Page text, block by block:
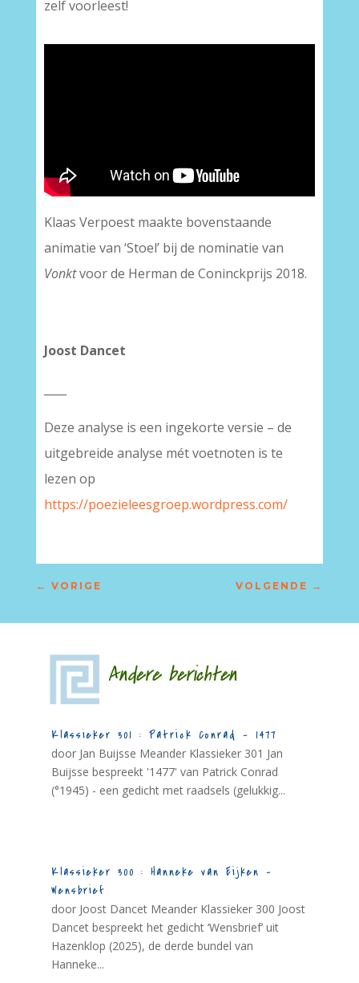
zelf voorleest!
Klaas Verpoest maakte bovenstaande
animatie van ‘Stoel’ bij de nominatie van
Vonktvoor de Herman de Coninckprijs 2018.
Joost Dancet
Deze analyse is een ingekorte versie – de
uitgebreide analyse mét voetnoten is te
lezen op
https://poezieleesgroep.wordpress.com/
← VORIGE VOLGENDE →
Andere berichten
Klassieker 301 : Patrick Conrad – 1477
door Jan Buijsse Meander Klassieker 301 Jan
Buijsse bespreekt '1477' van Patrick Conrad
(°1945) - een gedicht met raadsels (gelukkig...
Klassieker 300 : Hanneke van Eijken –
Wensbrief
door Joost Dancet Meander Klassieker 300 Joost
Dancet bespreekt het gedicht ‘Wensbrief’ uit
Hazenklop (2025), de derde bundel van
Hanneke...